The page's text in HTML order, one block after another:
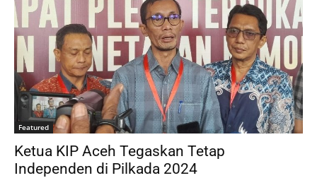
Featured
Ketua KIP Aceh Tegaskan Tetap
Independen di Pilkada 2024